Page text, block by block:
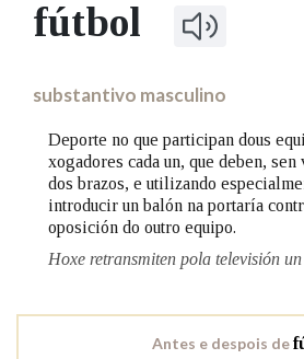
MARCIAL
FIGURAS
PORTAL
Facebook
TwitterYoutubeInstagram
Bluesky
BUSCAR NOS LEMAS
Remata por
Contén
BUSCAR NO CONTIDO
fútbol
substantivo masculino
Deporte no que participan dous
xogadores cada un, que deben, sen
dos brazos, e utilizando
introducir un balón na portaría
oposición do outro equipo.
Hoxe retransmiten pola televisión
Antes e despois de